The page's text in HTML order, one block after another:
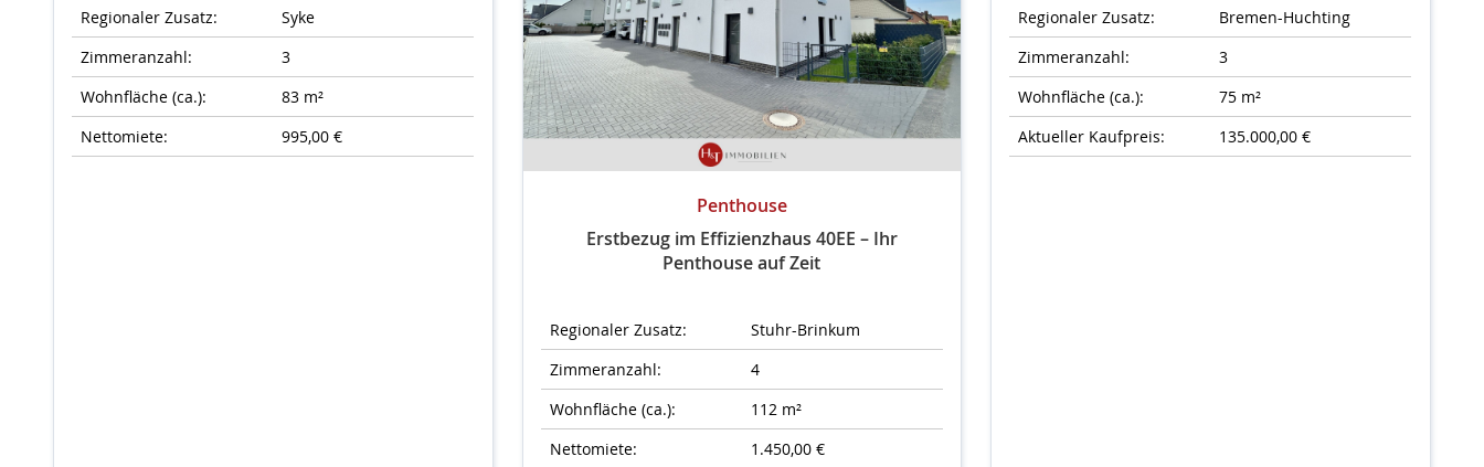
Regionaler Zusatz:
Syke
Zimmeranzahl:
3
Wohnfläche (ca.):
83 m²
Nettomiete:
995,00 €
Penthouse
Erstbezug im Effizienzhaus 40EE – Ihr
Penthouse auf Zeit
Regionaler Zusatz:
Stuhr-Brinkum
Zimmeranzahl:
4
Wohnfläche (ca.):
112 m²
Nettomiete:
1.450,00 €
Regionaler Zusatz:
Bremen-Huchting
Zimmeranzahl:
3
Wohnfläche (ca.):
75 m²
Aktueller Kaufpreis:
135.000,00 €